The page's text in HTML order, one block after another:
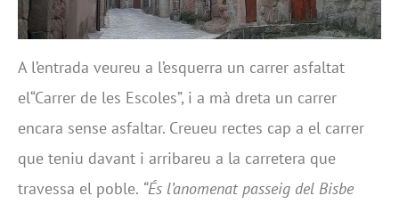
A l’entrada veureu a l’esquerra un carrer asfaltat
el“Carrer de les Escoles”, i a mà dreta un carrer
encara sense asfaltar. Creueu rectes cap a el carrer
que teniu davant i arribareu a la carretera que
travessa el poble. “És l’anomenat passeig del Bisbe